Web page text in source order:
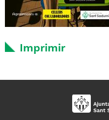
Imprimir